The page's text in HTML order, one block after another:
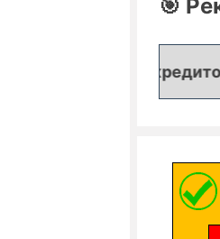
🎯
кредиторів!